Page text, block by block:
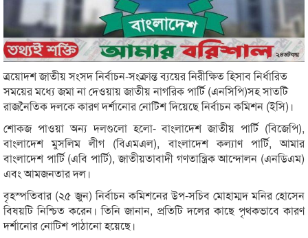
ত্রয়োদশ জাতীয় সংসদ নির্বাচন-সংক্রান্ত ব্যয়ের নিরীক্ষিত হিসাব নির্ধারিত
সময়ের মধ্যে জমা না দেওয়ায় জাতীয় নাগরিক পার্টি (এনসিপি)সহ সাতটি
রাজনৈতিক দলকে কারণ দর্শানোর নোটিশ দিয়েছে নির্বাচন কমিশন (ইসি)।
শোকজ পাওয়া অন্য দলগুলো হলো- বাংলাদেশ জাতীয় পার্টি (বিজেপি),
বাংলাদেশ মুসলিম লীগ (বিএমএল), বাংলাদেশ কল্যাণ পার্টি, আমার
বাংলাদেশ পার্টি (এবি পার্টি), জাতীয়তাবাদী গণতান্ত্রিক আন্দোলন (এনডিএম)
এবং আমজনতার দল।
বৃহস্পতিবার (২৫ জুন) নির্বাচন কমিশনের উপ-সচিব মোহাম্মদ মনির হোসেন
বিষয়টি নিশ্চিত করেন। তিনি জানান, প্রতিটি দলের কাছে পৃথকভাবে কারণ
দর্শানোর নোটিশ পাঠানো হয়েছে।